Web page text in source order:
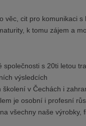
cit pro komunikaci s
k tomu zájem a
s 20ti letou
výsledcích
v Čechách i
je osobní i profesní
všechny naše